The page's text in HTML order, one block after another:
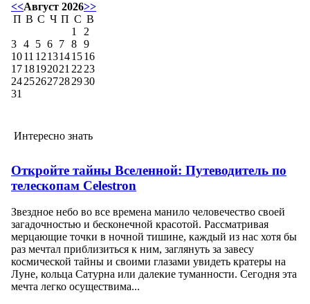
<<Август 2026>>
П В С Ч П С В
1
2
3 4 5 6 7 8 9
1011 1213141516
1718192021 22 23
24252627282930
31
Интересно знать
Откройте тайны Вселенной: Путеводитель по
телескопам Celestron
Звездное небо во все времена манило человечество своей
загадочностью и бесконечной красотой. Рассматривая
мерцающие точки в ночной тишине, каждый из нас хотя бы
раз мечтал приблизиться к ним, заглянуть за завесу
космической тайны и своими глазами увидеть кратеры на
Луне, кольца Сатурна или далекие туманности. Сегодня эта
мечта легко осуществима...